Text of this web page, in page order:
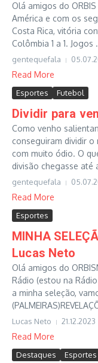
Olá amigos do
América e com os
Costa Rica, vitória
Colômbia 1 a 1. Jogos
gentequefala
Read More
Esportes Futebol
Dividir para
Como venho
conseguiram dividir
com muito ódio. O
divisão chegasse até
gentequefala
Read More
Esportes
MINHA
Lucas Neto
Olá amigos do
Rádio (estou na
a minha seleção,
Lucas Neto 21.12.2023
Read More
Destaques Esportes